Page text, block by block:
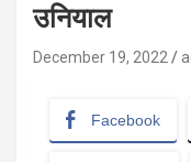
उनियाल
December 19, 2022
Facebook